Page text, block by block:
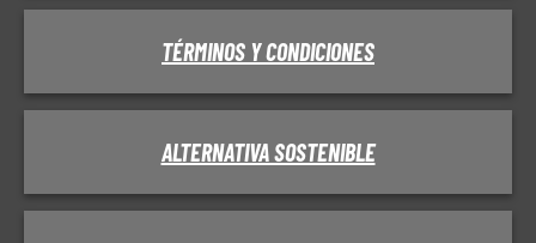
TÉRMINOS Y CONDICIONES
ALTERNATIVA SOSTENIBLE